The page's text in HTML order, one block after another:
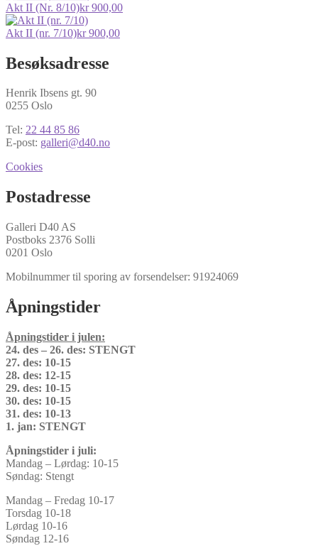
Akt II (Nr. 8/10)kr900,00
Akt II (nr. 7/10)kr900,00
Besøksadresse
Henrik Ibsens gt. 90
0255 Oslo
Tel: 22 44 85 86
E-post: galleri@d40.no
Cookies
Postadresse
Galleri D40 AS
Postboks 2376 Solli
0201 Oslo
Mobilnummer til sporing av forsendelser: 91924069
Åpningstider
Åpningstider i julen:
24. des – 26. des: STENGT
27. des: 10-15
28. des: 12-15
29. des: 10-15
30. des: 10-15
31. des: 10-13
1. jan: STENGT
Åpningstider i juli:
Mandag – Lørdag: 10-15
Søndag: Stengt
Mandag – Fredag 10-17
Torsdag 10-18
Lørdag 10-16
Søndag 12-16